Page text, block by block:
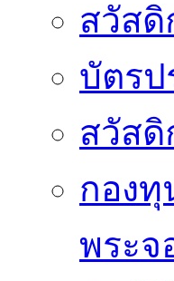
สวัสดิ
บัตรป
สวัสดิ
กองทุ
พระจ